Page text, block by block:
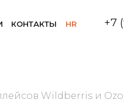
+7
КОНТАКТЫ HR
Wildberris и